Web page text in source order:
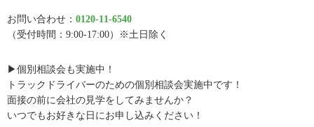
お問い合わせ： 0120-11-6540
（受付時間：9:00-17:00）※土日除く
▶個別相談会も実施中！
トラックドライバーのための個別相談会実施中です！
面接の前に会社の見学をしてみませんか？
いつでもお好きな日にお申し込みください！